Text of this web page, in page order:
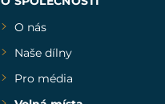
O nás
Naše dílny
Pro média